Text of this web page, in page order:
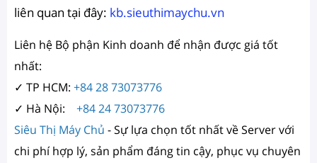
liên quan tại đây: kb.sieuthimaychu.vn
Liên hệ Bộ phận Kinh doanh để nhận được giá tốt
nhất:
✓ TP HCM: +84 28 73073776
✓ Hà Nội: +84 24 73073776
Siêu Thị Máy Chủ - Sự lựa chọn tốt nhất về Server với
chi phí hợp lý, sản phẩm đáng tin cậy, phục vụ chuyên